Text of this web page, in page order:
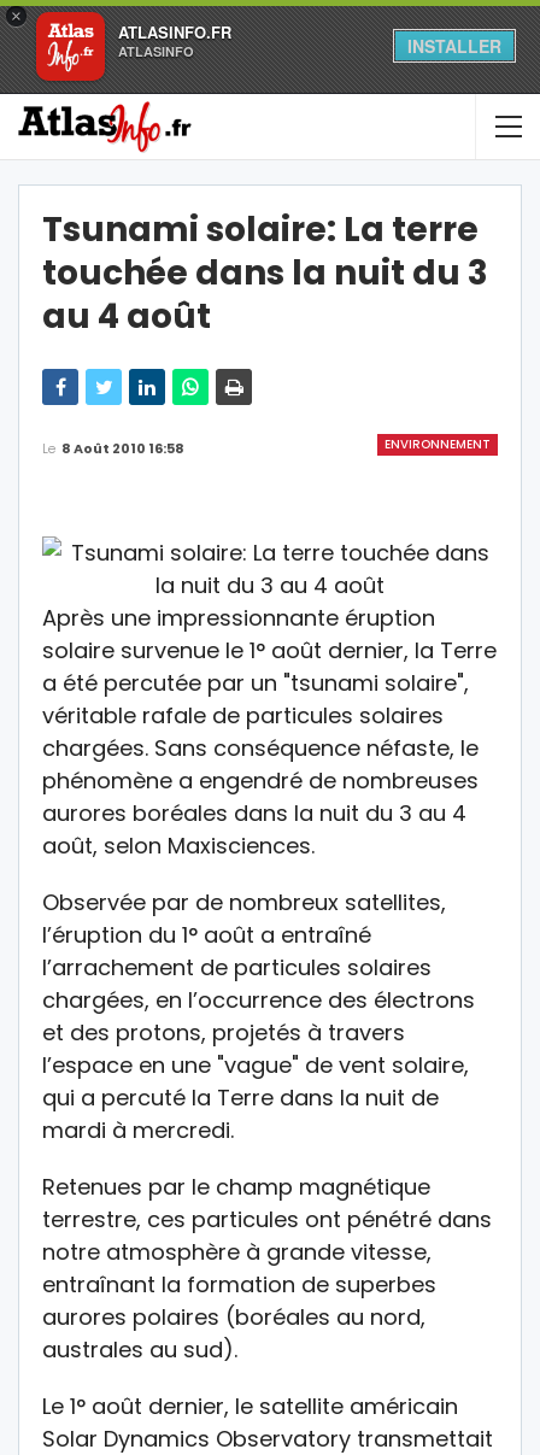
×
ATLASINFO.FR
ATLASINFO INSTALLER
Tsunami solaire: La terre
touchée dans la nuit du 3
au 4 août
ENVIRONNEMENT
Le 8 Août 2010 16:58
Après une impressionnante éruption
solaire survenue le 1° août dernier, la Terre
a été percutée par un "tsunami solaire",
véritable rafale de particules solaires
chargées. Sans conséquence néfaste, le
phénomène a engendré de nombreuses
aurores boréales dans la nuit du 3 au 4
août, selon Maxisciences.
Observée par de nombreux satellites,
l’éruption du 1° août a entraîné
l’arrachement de particules solaires
chargées, en l’occurrence des électrons
et des protons, projetés à travers
l’espace en une "vague" de vent solaire,
qui a percuté la Terre dans la nuit de
mardi à mercredi.
Retenues par le champ magnétique
terrestre, ces particules ont pénétré dans
notre atmosphère à grande vitesse,
entraînant la formation de superbes
aurores polaires (boréales au nord,
australes au sud).
Le 1° août dernier, le satellite américain
Solar Dynamics Observatory transmettait